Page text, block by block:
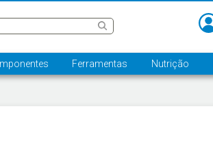
Ferramentas Nutrição